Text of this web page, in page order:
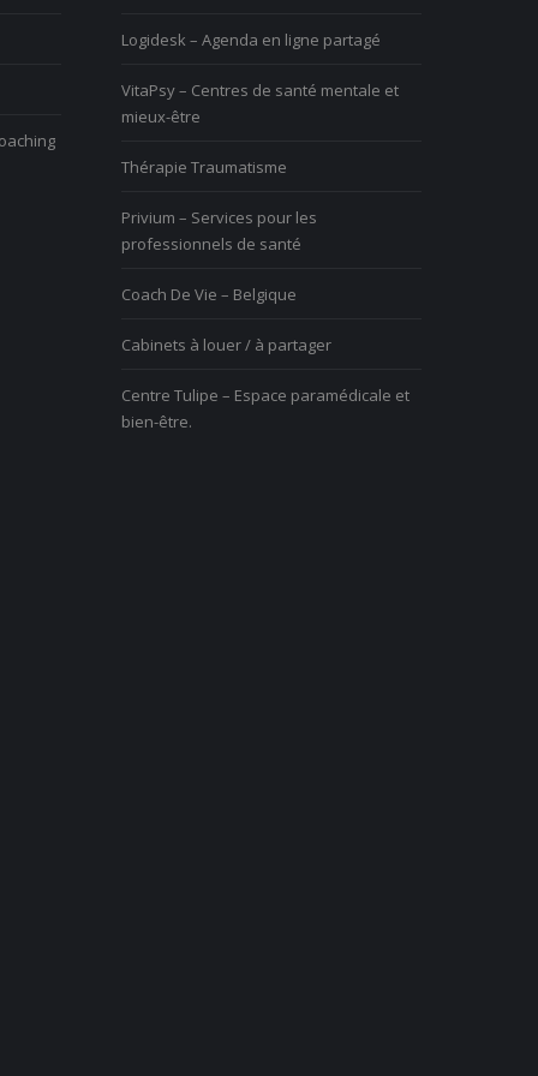
changement et vous êtes mal à
changement et vous êtes mal à
Logidesk – Agenda en ligne partagé
VitaPsy – Centres de santé mentale et
mieux-être
Thérapie Traumatisme
Privium – Services pour les
professionnels de santé
Coach De Vie – Belgique
Cabinets à louer / à partager
Centre Tulipe – Espace paramédicale et
bien-être.